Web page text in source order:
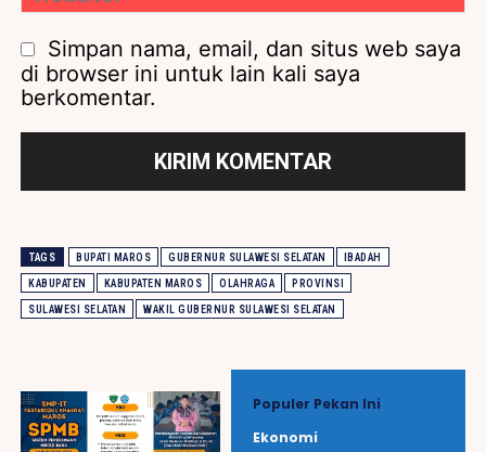
Simpan nama, email, dan situs web saya
di browser ini untuk lain kali saya
berkomentar.
TAGS BUPATI MAROS GUBERNUR SULAWESI SELATAN IBADAH
KABUPATEN KABUPATEN MAROS OLAHRAGA PROVINSI
SULAWESI SELATAN WAKIL GUBERNUR SULAWESI SELATAN
Populer Pekan Ini
Ekonomi